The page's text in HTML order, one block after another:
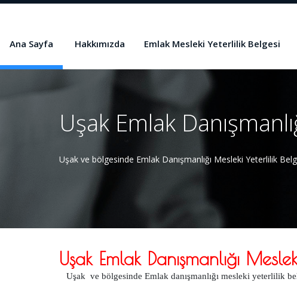
Ana Sayfa Hakkımızda Emlak Mesleki Yeterlilik Belgesi
Uşak Emlak
Uşak ve bölgesinde Emlak Danışmanlığı Mesleki Yeterlilik
Uşak Emlak Danışmanlığı
Uşak ve bölgesinde Emlak danışmanlığı mesleki yeterlilik